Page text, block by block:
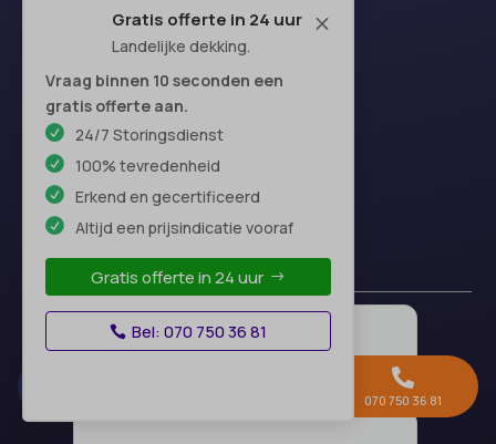
M
Gratis offerte in 24 uur
Landelijke dekking.
Vraag binnen 10 seconden een
gratis offerte aan.
24/7 Storingsdienst
100% tevredenheid
Erkend en gecertificeerd
Altijd een prijsindicatie vooraf
Gratis offerte in 24 uur
Bel: 070 750 36 81

070 750 36 81